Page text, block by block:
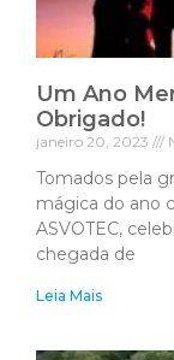
Um Ano
Obrigado!
janeiro 20, 2023
Tomados pela
mágica do ano
ASVOTEC,
chegada de
Leia Mais